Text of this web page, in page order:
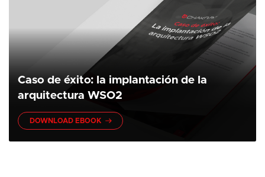
Caso de éxito: la implantación de la
arquitectura WSO2
DOWNLOAD EBOOK